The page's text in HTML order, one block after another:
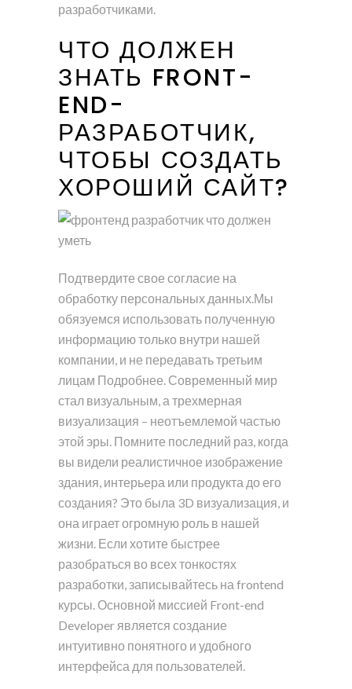
разработчиками.
ЧТО ДОЛЖЕН
ЗНАТЬ FRONT-
END-
РАЗРАБОТЧИК,
ЧТОБЫ СОЗДАТЬ
ХОРОШИЙ САЙТ?
Подтвердите свое согласие на
обработку персональных данных.Мы
обязуемся использовать полученную
информацию только внутри нашей
компании, и не передавать третьим
лицам Подробнее. Современный мир
стал визуальным, а трехмерная
визуализация – неотъемлемой частью
этой эры. Помните последний раз, когда
вы видели реалистичное изображение
здания, интерьера или продукта до его
создания? Это была 3D визуализация, и
она играет огромную роль в нашей
жизни. Если хотите быстрее
разобраться во всех тонкостях
разработки, записывайтесь на frontend
курсы. Основной миссией Front-end
Developer является создание
интуитивно понятного и удобного
интерфейса для пользователей.